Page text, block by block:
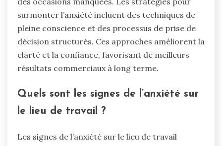
surmonter l’anxiété incluent des techniques de
pleine conscience et des processus de prise de
décision structurés. Ces approches améliorent la
clarté et la confiance, favorisant de meilleurs
résultats commerciaux à long terme.
Quels sont les signes de l’anxiété sur
le lieu de travail ?
Les signes de l’anxiété sur le lieu de travail